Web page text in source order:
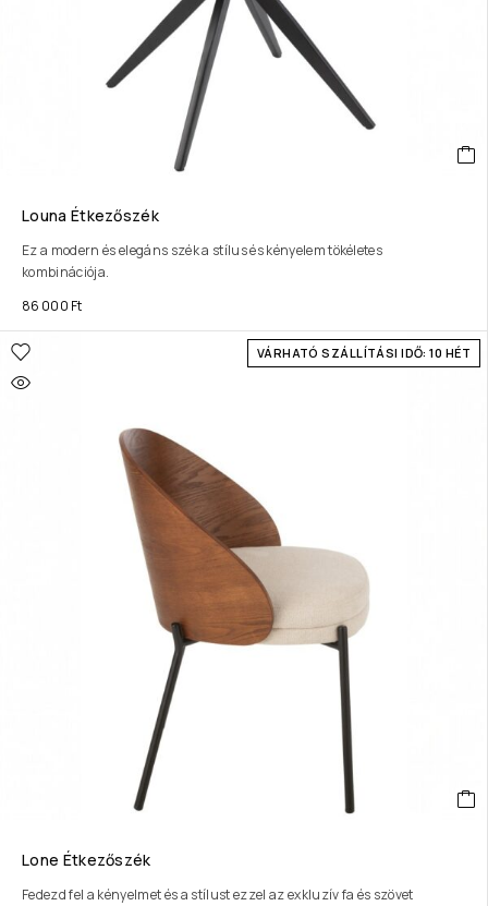
Louna Étkezőszék
Ez a modern és elegáns szék a stílus és kényelem tökéletes
kombinációja.
86 000 Ft
VÁRHATÓ SZÁLLÍTÁSI IDŐ: 10 HÉT
Lone Étkezőszék
Fedezd fel a kényelmet és a stílust ezzel az exkluzív fa és szövet